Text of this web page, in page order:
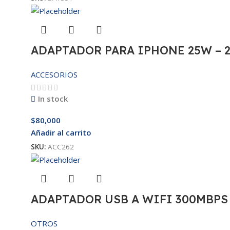
ADAPTADOR PARA IPHONE 25W –
ACCESORIOS
In stock
$80,000
Añadir al carrito
SKU: ACC262
ADAPTADOR USB A WIFI 300MBPS
OTROS